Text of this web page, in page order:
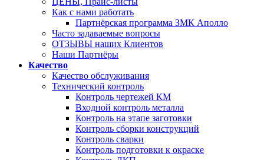
Как с нами работать
Партнёрская программа ЗМК Аполло
Часто задаваемые вопросы
ОТЗЫВЫ наших Клиентов
Наши Партнёры
Качество
Качество обслуживания
Технический контроль
Контроль чертежей КМ
Входной контроль металла
Контроль на этапе заготовки
Контроль сборки конструкций
Контроль сварки
Контроль подготовки к окраске